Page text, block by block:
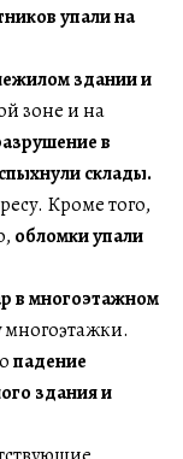
упали на
здании и
зоне и на
в
склады.
Кроме того,
обломки упали
в многоэтажном
падение
здания и